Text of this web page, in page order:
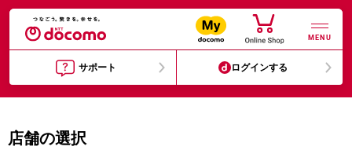
MENU
サポート ログインする
店舗の選択